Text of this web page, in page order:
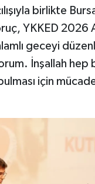
birlikte
YKKED 2026
geceyi
İnşallah hep
için